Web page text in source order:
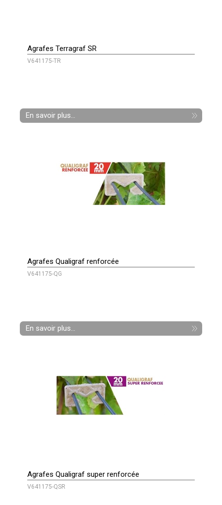
Agrafes Terragraf SR
V641175-TR
En savoir plus...
Agrafes Qualigraf renforcée
V641175-QG
En savoir plus...
Agrafes Qualigraf super renforcée
V641175-QSR